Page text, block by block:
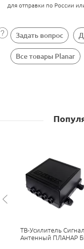
для отправки по России
Задать вопрос
Все товары Planar
ТВ-Усилитель
Антенный ПЛАНАР